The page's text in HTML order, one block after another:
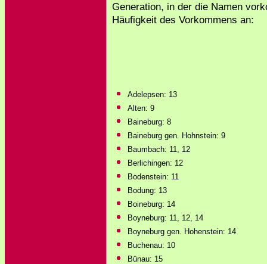
Generation, in der die Namen
Häufigkeit des Vorkommens an:
Adelepsen: 13
Alten: 9
Baineburg: 8
Baineburg gen. Hohnstein: 9
Baumbach: 11, 12
Berlichingen: 12
Bodenstein: 11
Bodung: 13
Boineburg: 14
Boyneburg: 11, 12, 14
Boyneburg gen. Hohenstein: 14
Buchenau: 10
Bünau: 15